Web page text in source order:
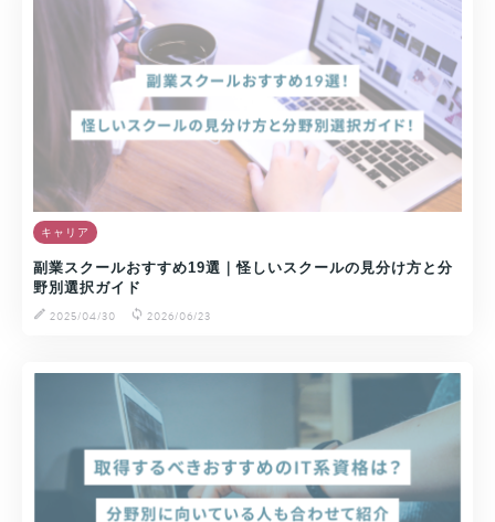
キャリア
副業スクールおすすめ19選｜怪しいスクールの見分け方と分
野別選択ガイド
2025/04/30
2026/06/23